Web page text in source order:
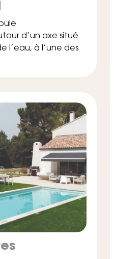
d’un axe situé
l’eau, à l’une des